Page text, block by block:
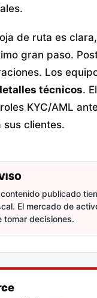
de ruta es
gran paso.
Los
técnicos.
KYC/AML
sus clientes.
contenido publicado
El mercado de
tomar decisiones.